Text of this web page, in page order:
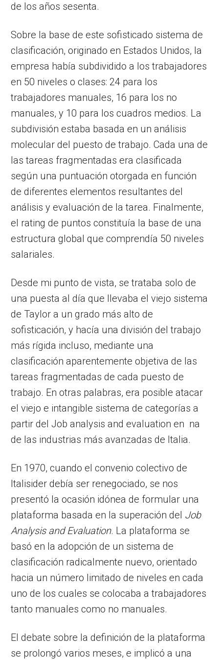
de los años sesenta.
Sobre la base de este sofisticado sistema de
clasificación, originado en Estados Unidos, la
empresa había subdividido a los trabajadores
en 50 niveles o clases: 24 para los
trabajadores manuales, 16 para los no
manuales, y 10 para los cuadros medios. La
subdivisión estaba basada en un análisis
molecular del puesto de trabajo. Cada una de
las tareas fragmentadas era clasificada
según una puntuación otorgada en función
de diferentes elementos resultantes del
análisis y evaluación de la tarea. Finalmente,
el rating de puntos constituía la base de una
estructura global que comprendía 50 niveles
salariales.
Desde mi punto de vista, se trataba solo de
una puesta al día que llevaba el viejo sistema
de Taylor a un grado más alto de
sofisticación, y hacía una división del trabajo
más rígida incluso, mediante una
clasificación aparentemente objetiva de las
tareas fragmentadas de cada puesto de
trabajo. En otras palabras, era posible atacar
el viejo e intangible sistema de categorías a
partir del Job analysis and evaluation en na
de las industrias más avanzadas de Italia.
En 1970, cuando el convenio colectivo de
Italisider debía ser renegociado, se nos
presentó la ocasión idónea de formular una
plataforma basada en la superación del Job
Analysis and Evaluation. La plataforma se
basó en la adopción de un sistema de
clasificación radicalmente nuevo, orientado
hacia un número limitado de niveles en cada
uno de los cuales se colocaba a trabajadores
tanto manuales como no manuales.
El debate sobre la definición de la plataforma
se prolongó varios meses, e implicó a una